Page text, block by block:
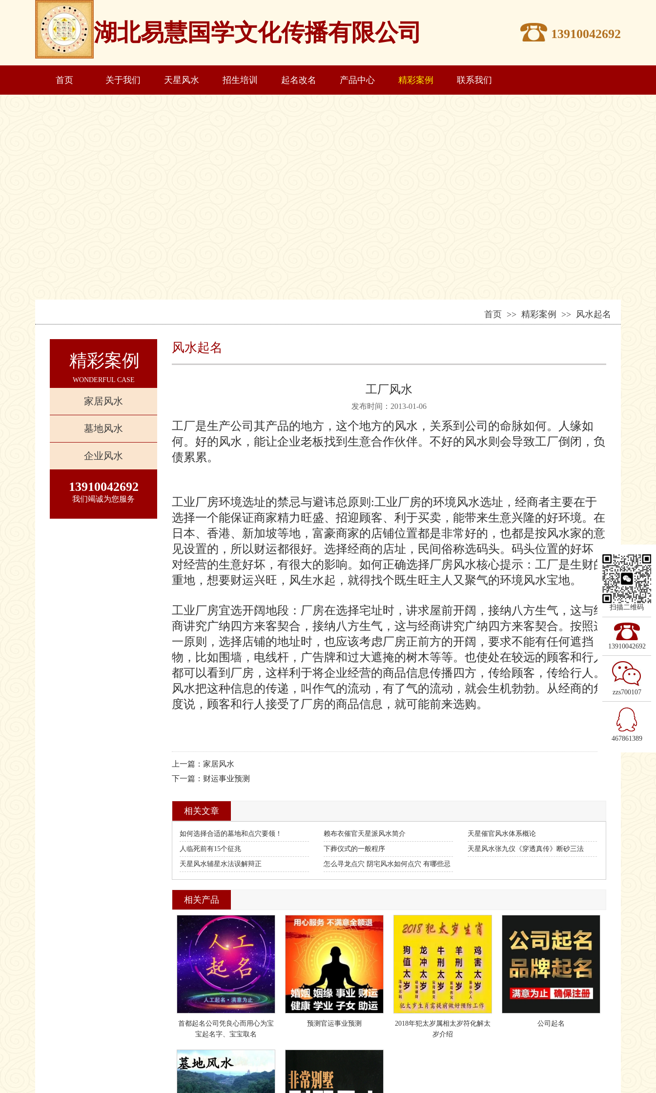
湖北易慧国学文化传播有限公司 13910042692
首页 关于我们 天星风水 招生培训 起名改名 产品中心 精彩案例 联系我们
首页 >> 精彩案例 >> 风水起名
精彩案例
WONDERFUL CASE
家居风水
墓地风水
企业风水
13910042692
我们竭诚为您服务
风水起名
工厂风水
发布时间：2013-01-06
工厂是生产公司其产品的地方，这个地方的风水，关系到公司的命脉如何。人缘如
何。好的风水，能让企业老板找到生意合作伙伴。不好的风水则会导致工厂倒闭，负
债累累。
工业厂房环境选址的禁忌与避讳总原则:工业厂房的环境风水选址，经商者主要在于
选择一个能保证商家精力旺盛、招迎顾客、利于买卖，能带来生意兴隆的好环境。在
日本、香港、新加坡等地，富豪商家的店铺位置都是非常好的，也都是按风水家的意
见设置的，所以财运都很好。选择经商的店址，民间俗称选码头。码头位置的好坏，
对经营的生意好坏，有很大的影响。如何正确选择厂房风水核心提示：工厂是生财的
重地，想要财运兴旺，风生水起，就得找个既生旺主人又聚气的环境风水宝地。
工业厂房宜选开阔地段：厂房在选择宅址时，讲求屋前开阔，接纳八方生气，这与经
商讲究广纳四方来客契合，接纳八方生气，这与经商讲究广纳四方来客契合。按照这
一原则，选择店铺的地址时，也应该考虑厂房正前方的开阔，要求不能有任何遮挡
物，比如围墙，电线杆，广告牌和过大遮掩的树木等等。也使处在较远的顾客和行人
都可以看到厂房，这样利于将企业经营的商品信息传播四方，传给顾客，传给行人。
风水把这种信息的传递，叫作气的流动，有了气的流动，就会生机勃勃。从经商的角
度说，顾客和行人接受了厂房的商品信息，就可能前来选购。
上一篇：家居风水
下一篇：财运事业预测
相关文章
如何选择合适的墓地和点穴要领！ 赖布衣催官天星派风水简介 天星催官风水体系概论
人临死前有15个征兆 下葬仪式的一般程序 天星风水张九仪《穿透真传》断砂三法
天星风水辅星水法误解辩正
怎么寻龙点穴 阴宅风水如何点穴 有哪些忌
讳
相关产品
首都起名公司凭良心而用心为宝
宝起名字、宝宝取名
预测官运事业预测
2018年犯太岁属相太岁符化解太
岁介绍
公司起名
扫描二维码
13910042692
zzs700107
467861389